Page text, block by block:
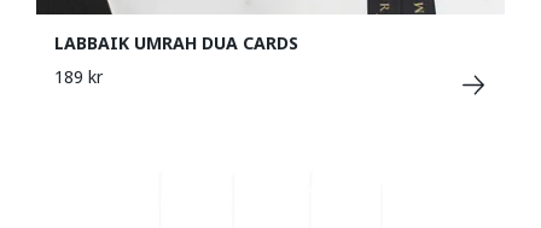
LABBAIK UMRAH DUA CARDS
189 kr